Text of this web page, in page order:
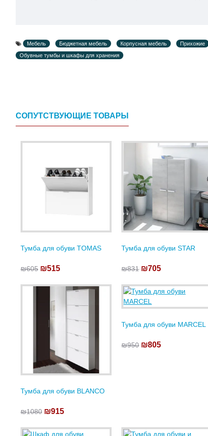
Мебель Бюджетная мебель Корпусная мебель Прихожие
Обувные тумбы и шкафы для хранения
СОПУТСТВУЮЩИЕ ТОВАРЫ
Тумба для обуви TOMAS
₪605 ₪515
Тумба для обуви STAR
₪831 ₪705
Тумба для обуви BLANCO
₪1080 ₪915
Тумба для обуви MARCEL
₪950 ₪805